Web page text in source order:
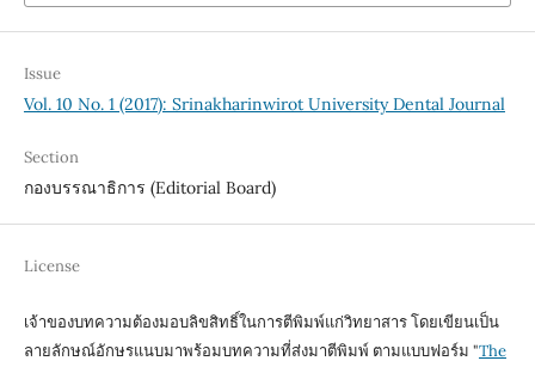
Issue
Vol. 10 No. 1 (2017): Srinakharinwirot University Dental Journal
Section
กองบรรณาธิการ (Editorial Board)
License
เจ้าของบทความต้องมอบลิขสิทธิ์ในการตีพิมพ์แก่วิทยาสาร โดยเขียนเป็น
ลายลักษณ์อักษรแนบมาพร้อมบทความที่ส่งมาตีพิมพ์ ตามแบบฟอร์ม "The